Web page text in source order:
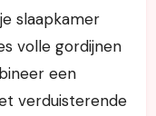
slaapkamer
volle gordijnen
een
verduisterende